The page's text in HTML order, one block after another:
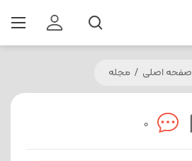
صفحه اصلی / مجله
0